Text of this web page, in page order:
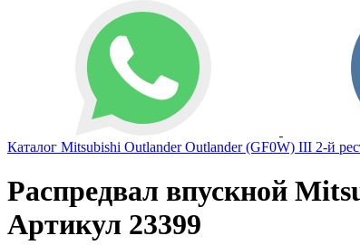
Каталог Mitsubishi Outlander Outlander (GF0W) III 2-й
Распредвал впускной
Артикул 23399